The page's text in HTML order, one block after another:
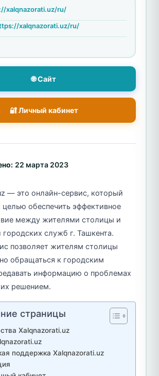
xalqnazorati.uz/ru/
xalqnazorati.uz/ru/
🌐 Сайт
🔐 Личный кабинет
22 марта 2023
— это онлайн-сервис, который
целью обеспечить эффективное
между жителями столицы и
служб г. Ташкента.
позволяет жителям столицы
обращаться к городским
информацию о проблемах
их решением.
страницы
Xalqnazorati.uz
поддержка Xalqnazorati.uz